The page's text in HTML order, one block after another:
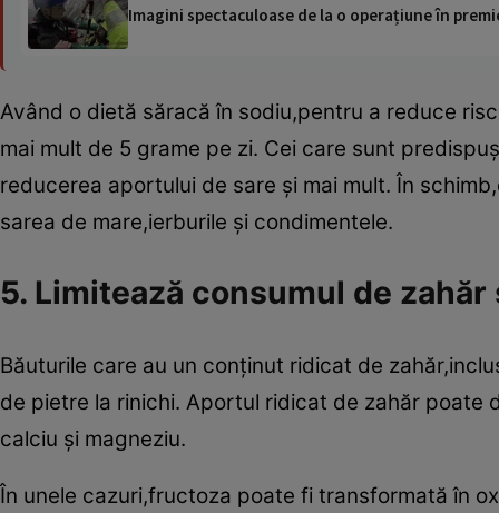
Imagini spectaculoase de la o operațiune în
Având o dietă săracă în sodiu,pentru a reduce
mai mult de 5 grame pe zi. Cei care sunt
reducerea aportului de sare şi mai mult. În
sarea de mare,ierburile şi condimentele.
5. Limitează consumul de
Băuturile care au un conţinut ridicat de
de pietre la rinichi. Aportul ridicat de zahăr poate
calciu şi magneziu.
În unele cazuri,fructoza poate fi transformată în